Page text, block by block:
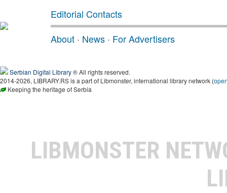
Editorial Contacts
About · News · For Advertisers
Serbian Digital Library® All rights reserved.
2014-2026, LIBRARY.RS is a part of Libmonster, international library network (
Keeping the heritage of Serbia
LIBMONSTER